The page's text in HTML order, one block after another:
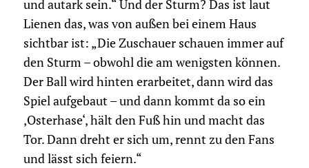
und autark sein.“ Und der Sturm? Das ist laut
Lienen das, was von außen bei einem Haus
sichtbar ist: „Die Zuschauer schauen immer auf
den Sturm – obwohl die am wenigsten können.
Der Ball wird hinten erarbeitet, dann wird das
Spiel aufgebaut – und dann kommt da so ein
‚Osterhase‘, hält den Fuß hin und macht das
Tor. Dann dreht er sich um, rennt zu den Fans
und lässt sich feiern.“